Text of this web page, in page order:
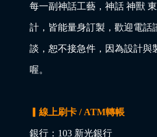
每一副神話工藝，神話 神獸
計，皆能量身訂製，歡迎電話
談，恕不接急件，因為設計與
喔。
▎線上刷卡 / ATM轉帳
銀行：103 新光銀行